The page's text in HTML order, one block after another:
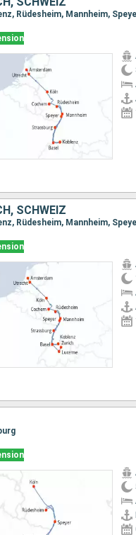
Rüdesheim, Mannheim,
SCHWEIZ